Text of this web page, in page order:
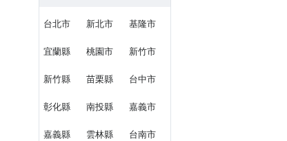
台北市 新北市 基隆市
宜蘭縣 桃園市 新竹市
新竹縣 苗栗縣 台中市
彰化縣 南投縣 嘉義市
嘉義縣 雲林縣 台南市